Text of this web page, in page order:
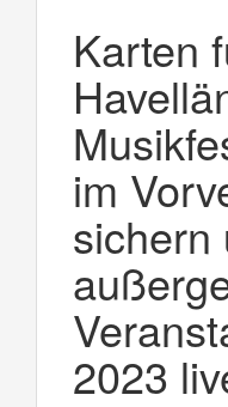
Karten
im
sichern
2023